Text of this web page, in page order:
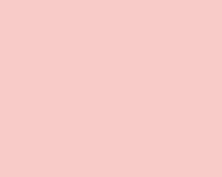
oficiálneho dodávateľa
účinnosť.
starostlivosti